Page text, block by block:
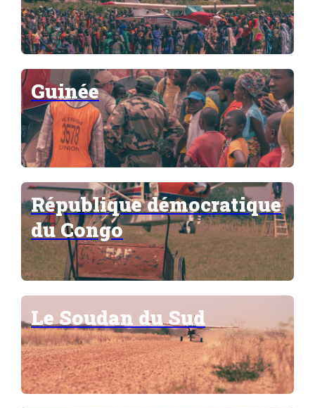
Guinée
République démocratique
du Congo
Le Soudan du Sud